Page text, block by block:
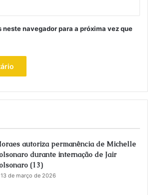
neste navegador para a próxima vez que
autoriza permanência de Michelle
durante internação de Jair
(13)
13 de março de 2026